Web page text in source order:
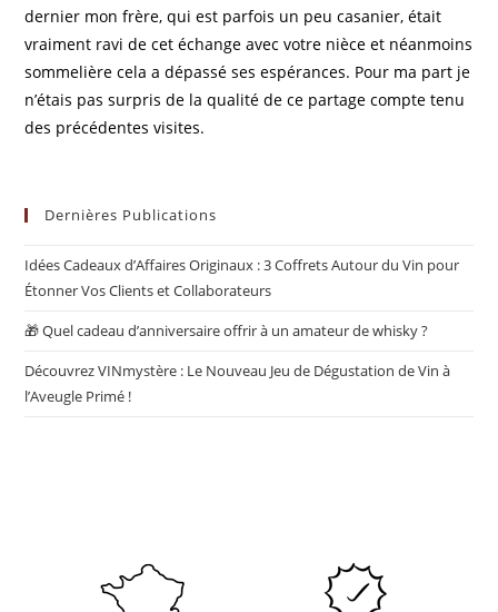
dernier mon frère, qui est parfois un peu casanier, était
vraiment ravi de cet échange avec votre nièce et néanmoins
sommelière cela a dépassé ses espérances. Pour ma part je
n’étais pas surpris de la qualité de ce partage compte tenu
des précédentes visites.
Dernières Publications
Idées Cadeaux d’Affaires Originaux : 3 Coffrets Autour du Vin pour
Étonner Vos Clients et Collaborateurs
🎁 Quel cadeau d’anniversaire offrir à un amateur de whisky ?
Découvrez VINmystère : Le Nouveau Jeu de Dégustation de Vin à
l’Aveugle Primé !